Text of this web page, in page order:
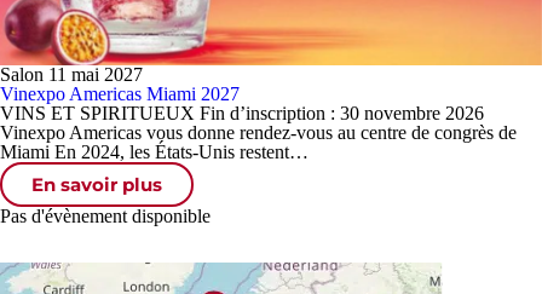
Salon 11 mai 2027
Vinexpo Americas Miami 2027
VINS ET SPIRITUEUX Fin d’inscription : 30 novembre 2026
Vinexpo Americas vous donne rendez-vous au centre de congrès de
Miami En 2024, les États-Unis restent…
En savoir plus
Pas d'évènement disponible